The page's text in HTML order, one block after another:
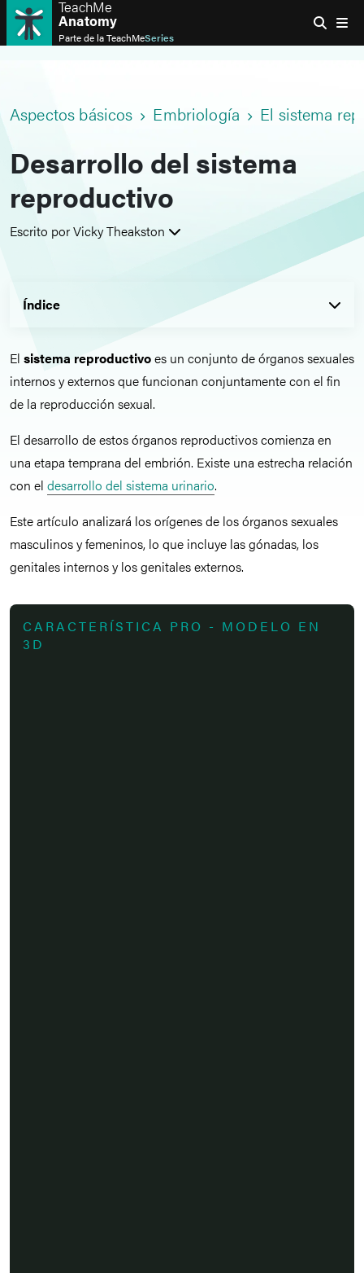
TeachMe
Anatomy
Parte de laTeachMeSeries
Aspectos básicos Embriología El sistema
Desarrollo del sistema
reproductivo
Escrito por Vicky Theakston
Índice
El sistema reproductivoes un conjunto de órganos sexuales
internos y externos que funcionan conjuntamente con el fin
de la reproducción sexual.
El desarrollo de estos órganos reproductivos comienza en
una etapa temprana del embrión. Existe una estrecha relación
con el desarrollo del sistema urinario.
Este artículo analizará los orígenes de los órganos sexuales
masculinos y femeninos, lo que incluye las gónadas, los
genitales internos y los genitales externos.
CARACTERÍSTICA PRO - MODELO EN
3D